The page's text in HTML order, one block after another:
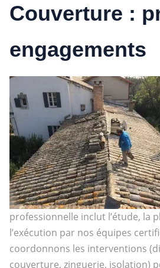
Couverture :
engagements
professionnelle inclut l’étude, la
l’exécution par nos équipes
coordonnons les interventions
couverture, zinguerie, isolation)